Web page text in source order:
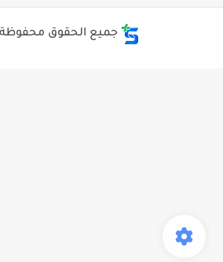
جميع الحقوق محفوظة ©